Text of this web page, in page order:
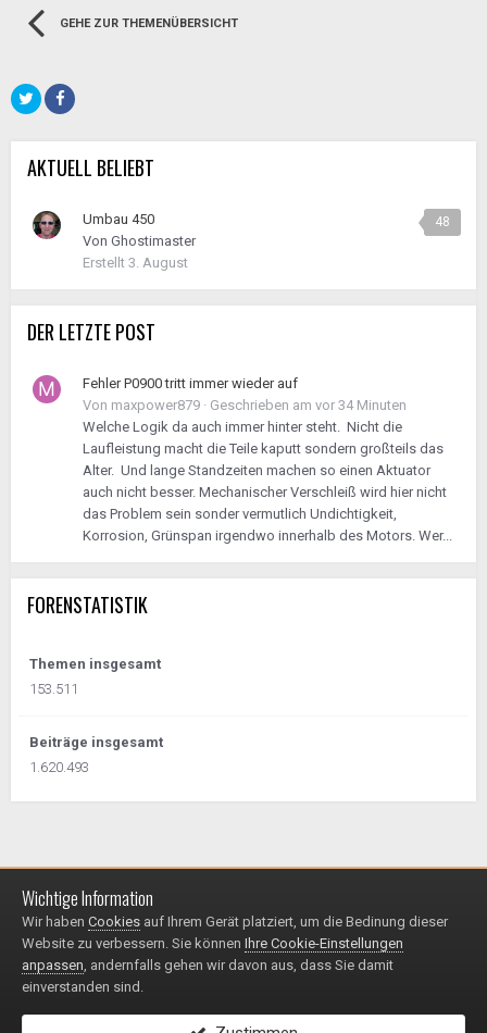
GEHE ZUR THEMENÜBERSICHT
AKTUELL BELIEBT
48
Umbau 450
Von Ghostimaster
Erstellt 3. August
DER LETZTE POST
Fehler P0900 tritt immer wieder auf
Von maxpower879 · Geschrieben am vor 34 Minuten
Welche Logik da auch immer hinter steht. Nicht die
Laufleistung macht die Teile kaputt sondern großteils das
Alter. Und lange Standzeiten machen so einen Aktuator
auch nicht besser. Mechanischer Verschleiß wird hier nicht
das Problem sein sonder vermutlich Undichtigkeit,
Korrosion, Grünspan irgendwo innerhalb des Motors. Wer...
FORENSTATISTIK
Themen insgesamt
153.511
Beiträge insgesamt
1.620.493
Impressum / Datenschutzerklärung
© 1999 - 2025
Powered by Invision Community
Wichtige Information
Wir haben Cookies auf Ihrem Gerät platziert, um die Bedinung dieser
Website zu verbessern. Sie können Ihre Cookie-Einstellungen
anpassen, andernfalls gehen wir davon aus, dass Sie damit
einverstanden sind.